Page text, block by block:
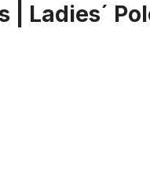
Ladies´